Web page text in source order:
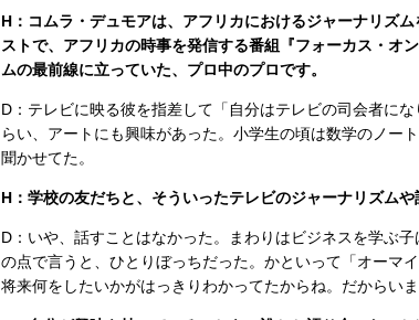
H：コムラ・デュモアは、アフリカにおけるジャーナリズ
ストで、アフリカの時事を発信する番組『フォーカス・オ
ムの最前線に立っていた、プロ中のプロです。
D：テレビに映る彼を指差して「自分はテレビの司会者に
らい、アートにも興味があった。小学生の頃は数学のノー
聞かせてた。
H：学校の友だちと、そういったテレビのジャーナリズム
D：いや、話すことはなかった。まわりはビジネスを学ぶ
の点で言うと、ひとりぼっちだった。かといって「オーマ
将来何をしたいかがはっきりわかってたからね。だからい